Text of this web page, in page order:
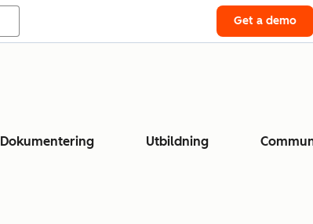
Get a demo
Dokumentering Utbildning